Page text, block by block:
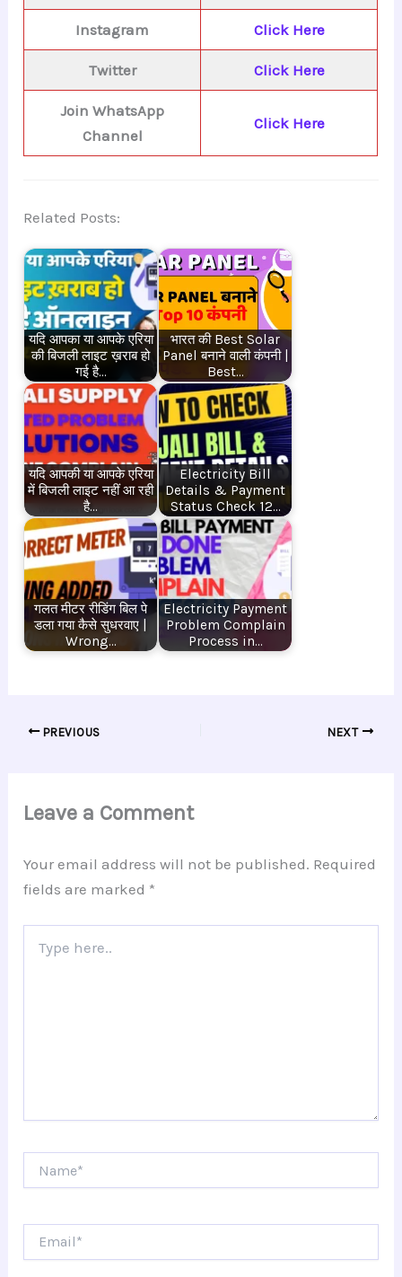
Instagram Click Here
Twitter Click Here
Join WhatsApp
Channel
Click Here
Related Posts:
यदि आपका या आपके एरिया
की बिजली लाइट ख़राब हो
गई है…
भारत की Best Solar
Panel बनाने वाली कंपनी |
Best…
यदि आपकी या आपके एरिया
में बिजली लाइट नहीं आ रही
है…
Electricity Bill
Details & Payment
Status Check 12…
गलत मीटर रीडिंग बिल पे
डला गया कैसे सुधरवाए |
Wrong…
Electricity Payment
Problem Complain
Process in…
PREVIOUS NEXT
Leave a Comment
Your email address will not be published. Required
fields are marked *
here..